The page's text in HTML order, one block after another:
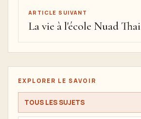
ARTICLE SUIVANT
La vie à l'école Nuad Thai
EXPLORER LE SAVOIR
TOUS LES SUJETS